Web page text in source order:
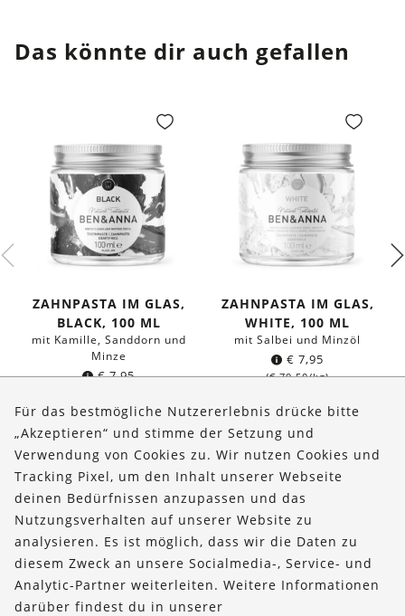
Das könnte dir auch gefallen
ZAHNPASTA IM GLAS,
BLACK, 100 ML
mit Kamille, Sanddorn und
Minze
€7,95
ZAHNPASTA IM GLAS,
WHITE, 100 ML
mit Salbei und Minzöl
€ 7,95
(€79,50/kg)
Über uns
Bestellungen
Kontakt & Hilfe
FOLLOW US
Für das bestmögliche Nutzererlebnis drücke bitte
„Akzeptieren“ und stimme der Setzung und
Verwendung von Cookies zu. Wir nutzen Cookies und
Tracking Pixel, um den Inhalt unserer Webseite
deinen Bedürfnissen anzupassen und das
Nutzungsverhalten auf unserer Website zu
analysieren. Es ist möglich, dass wir die Daten zu
diesem Zweck an unsere Socialmedia-, Service- und
Analytic-Partner weiterleiten. Weitere Informationen
darüber findest du in unserer